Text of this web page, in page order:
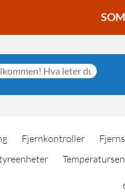
Fjernkontroller